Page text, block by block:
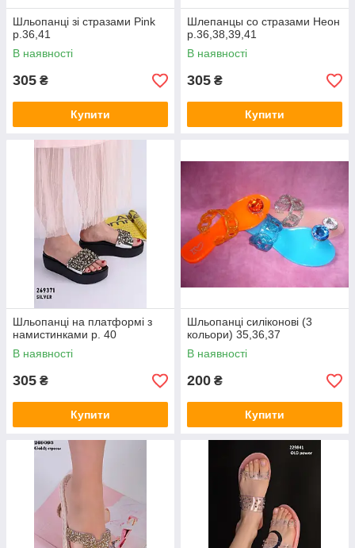
Шльопанці зі стразами Pink
р.36,41
В наявності
305 ₴
Купити
Шлепанцы со стразами Неон
р.36,38,39,41
В наявності
305 ₴
Купити
Шльопанці на платформі з
намистинками р. 40
В наявності
305 ₴
Купити
Шльопанці силіконові (3
кольори) 35,36,37
В наявності
200 ₴
Купити